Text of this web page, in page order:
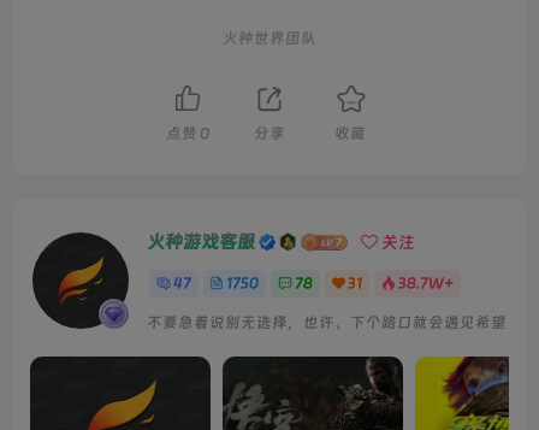
火种世界团队
点赞 0 分享 收藏
火种游戏客服 关注
47 1750 78 31 38.7W+
不要急着说别无选择，也许、下个路口就会遇见希望